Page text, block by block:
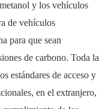
y los vehículos
de vehículos
para que sean
de carbono. Toda la
estándares de acceso y
en el extranjero,